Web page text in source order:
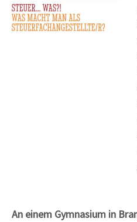
An einem Gymnasium in